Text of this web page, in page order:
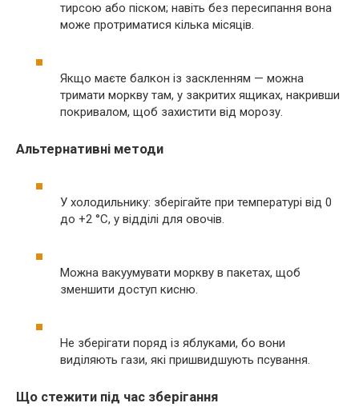
тирсою або піском; навіть без пересипання вона
може протриматися кілька місяців.
Якщо маєте балкон із заскленням — можна
тримати моркву там, у закритих ящиках, накривши
покривалом, щоб захистити від морозу.
Альтернативні методи
У холодильнику: зберігайте при температурі від 0
до +2 °C, у відділі для овочів.
Можна вакуумувати моркву в пакетах, щоб
зменшити доступ кисню.
Не зберігати поряд із яблуками, бо вони
виділяють гази, які пришвидшують псування.
Що стежити під час зберігання